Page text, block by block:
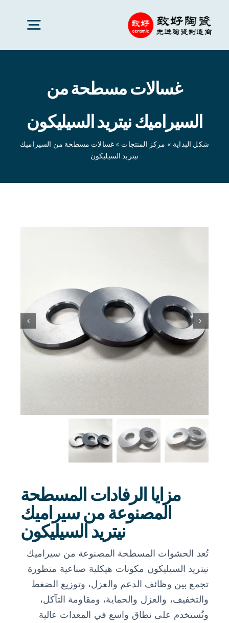
خدمات
تطبيقات السيراميك
غسالات مسطحة من
السيراميك نيتريد السيليكون
شكل البداية » مركز المنتجات » غسالات مسطحة من السيراميك
نيتريد السيليكون
مزايا الرفادات المسطحة
المصنوعة من سيراميك
نيتريد السيليكون
تُعد الحشوات المسطحة المصنوعة من سيراميك
نيتريد السيليكون مكونات هيكلية صناعية متطورة
تجمع بين وظائف الدعم والعزل، وتوزيع الضغط
والتخفيف، والعزل والحماية، ومقاومة التآكل،
وتُستخدم على نطاق واسع في المعدات عالية